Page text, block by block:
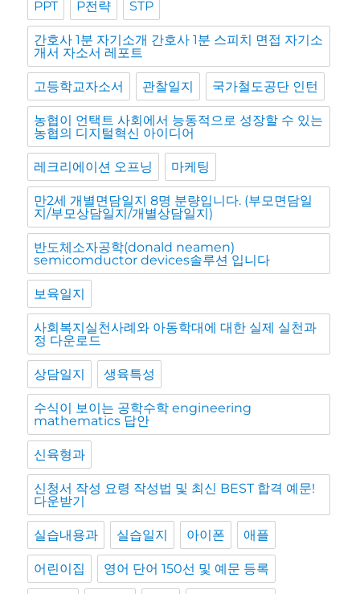
PPT P전략 STP
간호사 1분 자기소개 간호사 1분 스피치 면접 자기소
개서 자소서 레포트
고등학교자소서 관찰일지 국가철도공단 인턴
농협이 언택트 사회에서 능동적으로 성장할 수 있는
농협의 디지털혁신 아이디어
레크리에이션 오프닝 마케팅
만2세 개별면담일지 8명 분량입니다. (부모면담일
지/부모상담일지/개별상담일지)
반도체소자공학(donald neamen)
semicomductor devices솔루션 입니다
보육일지
사회복지실천사례와 아동학대에 대한 실제 실천과
정 다운로드
상담일지 생육특성
수식이 보이는 공학수학 engineering
mathematics 답안
신육형과
신청서 작성 요령 작성법 및 최신 BEST 합격 예문!
다운받기
실습내용과 실습일지 아이폰 애플
어린이집 영어 단어 150선 및 예문 등록